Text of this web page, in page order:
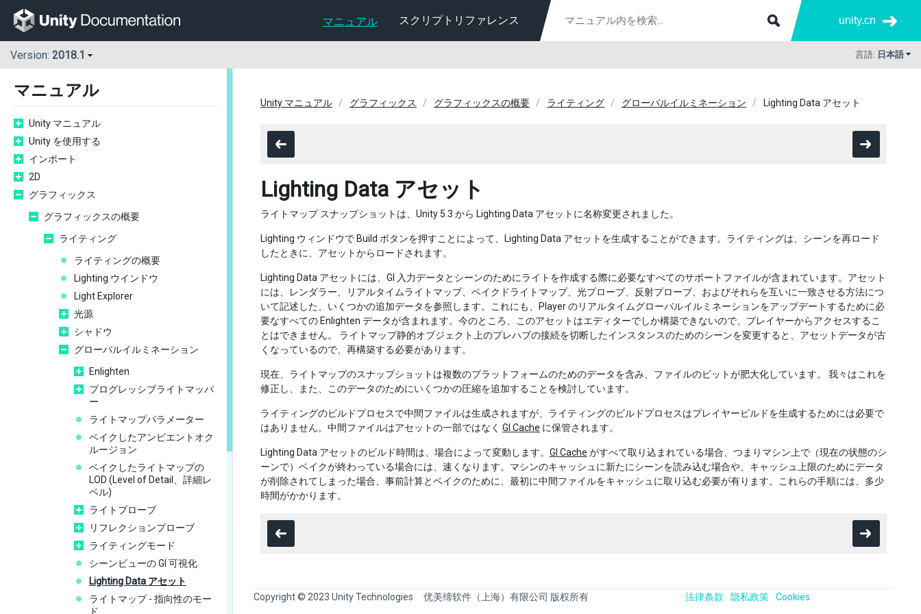
マニュアル スクリプトリファレンス unity.cn
Version: 2018.1 言語: 日本語
マニュアル
Unity マニュアル
Unity を使用する
インポート
2D
グラフィックス
グラフィックスの概要
ライティング
ライティングの概要
Lighting ウインドウ
Light Explorer
光源
シャドウ
グローバルイルミネーション
Enlighten
プログレッシブライトマッパ
ー
ライトマップパラメーター
ベイクしたアンビエントオク
ルージョン
ベイクしたライトマップの
LOD (Level of Detail、詳細レ
ベル)
ライトプローブ
リフレクションプローブ
ライティングモード
シーンビューの GI 可視化
Lighting Data アセット
ライトマップ - 指向性のモー
ド
Unity マニュアル グラフィックス グラフィックスの概要 ライティング グローバルイルミネーション Lighting Data アセット
Lighting Data アセット
ライトマップ スナップショットは、Unity 5.3 から Lighting Data アセットに名称変更されました。
Lighting ウィンドウで Build ボタンを押すことによって、Lighting Data アセットを生成することができます。ライティングは、シーンを再ロード
したときに、アセットからロードされます。
Lighting Data アセットには、GI 入力データとシーンのためにライトを作成する際に必要なすべてのサポートファイルが含まれています。アセット
には、レンダラー、リアルタイムライトマップ、ベイクドライトマップ、光プローブ、反射プローブ、およびそれらを互いに一致させる方法につ
いて記述した、いくつかの追加データを参照します。これにも、Player のリアルタイムグローバルイルミネーションをアップデートするために必
要なすべての Enlighten データが含まれます。今のところ、このアセットはエディターでしか構築できないので、プレイヤーからアクセスするこ
とはできません。 ライトマップ静的オブジェクト上のプレハブの接続を切断したインスタンスのためのシーンを変更すると、アセットデータが古
くなっているので、再構築する必要があります。
現在、ライトマップのスナップショットは複数のプラットフォームのためのデータを含み、ファイルのビットが肥大化しています。 我々はこれを
修正し、また、このデータのためにいくつかの圧縮を追加することを検討しています。
ライティングのビルドプロセスで中間ファイルは生成されますが、ライティングのビルドプロセスはプレイヤービルドを生成するためには必要で
はありません。中間ファイルはアセットの一部ではなく GI Cache に保管されます。
Lighting Data アセットのビルド時間は、場合によって変動します。 GI Cache がすべて取り込まれている場合、つまりマシン上で（現在の状態のシ
ーンで）ベイクが終わっている場合には、速くなります。マシンのキャッシュに新たにシーンを読み込む場合や、キャッシュ上限のためにデータ
が削除されてしまった場合、事前計算とベイクのために、最初に中間ファイルをキャッシュに取り込む必要が有ります。これらの手順には、多少
時間がかかります。
Copyright © 2023 Unity Technologies 优美缔软件（上海）有限公司 版权所有 法律条款 隐私政策 Cookies